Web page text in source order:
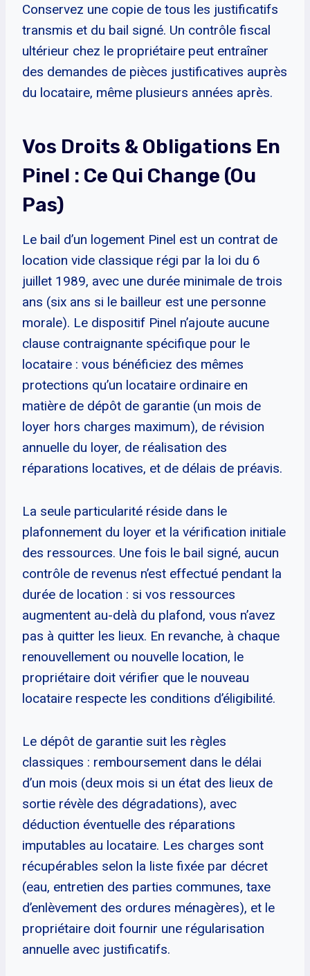
Conservez une copie de tous les justificatifs
transmis et du bail signé. Un contrôle fiscal
ultérieur chez le propriétaire peut entraîner
des demandes de pièces justificatives auprès
du locataire, même plusieurs années après.
Vos Droits & Obligations En
Pinel : Ce Qui Change (ou
Pas)
Le bail d’un logement Pinel est un contrat de
location vide classique régi par la loi du 6
juillet 1989, avec une durée minimale de trois
ans (six ans si le bailleur est une personne
morale). Le dispositif Pinel n’ajoute aucune
clause contraignante spécifique pour le
locataire : vous bénéficiez des mêmes
protections qu’un locataire ordinaire en
matière de dépôt de garantie (un mois de
loyer hors charges maximum), de révision
annuelle du loyer, de réalisation des
réparations locatives, et de délais de préavis.
La seule particularité réside dans le
plafonnement du loyer et la vérification initiale
des ressources. Une fois le bail signé, aucun
contrôle de revenus n’est effectué pendant la
durée de location : si vos ressources
augmentent au-delà du plafond, vous n’avez
pas à quitter les lieux. En revanche, à chaque
renouvellement ou nouvelle location, le
propriétaire doit vérifier que le nouveau
locataire respecte les conditions d’éligibilité.
Le dépôt de garantie suit les règles
classiques : remboursement dans le délai
d’un mois (deux mois si un état des lieux de
sortie révèle des dégradations), avec
déduction éventuelle des réparations
imputables au locataire. Les charges sont
récupérables selon la liste fixée par décret
(eau, entretien des parties communes, taxe
d’enlèvement des ordures ménagères), et le
propriétaire doit fournir une régularisation
annuelle avec justificatifs.